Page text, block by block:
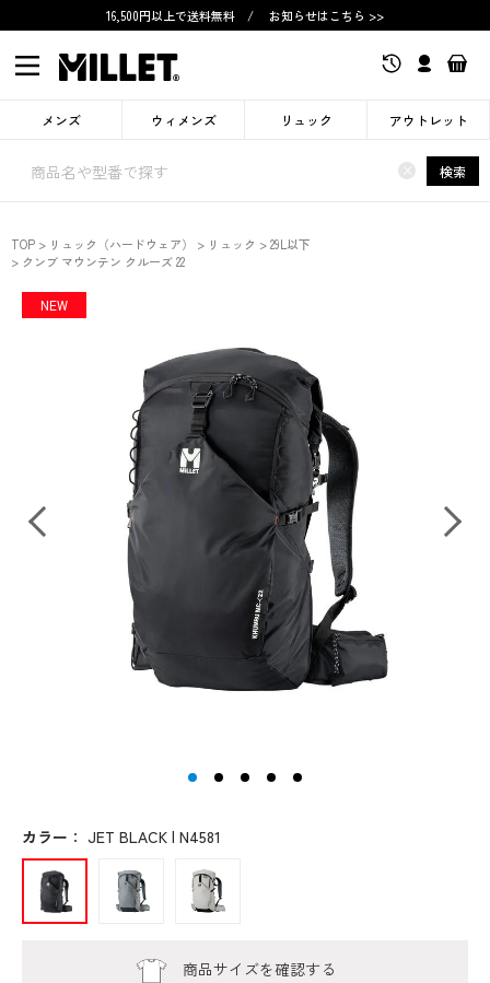
16,500円以上で送料無料 / お知らせはこちら >>
メンズ ウィメンズ リュック アウトレット
× 検索
TOP リュック（ハードウェア） リュック
29L以下
クンブ マウンテン クルーズ 22
NEW
カラー ： JET BLACK | N4581
商品サイズを確認する